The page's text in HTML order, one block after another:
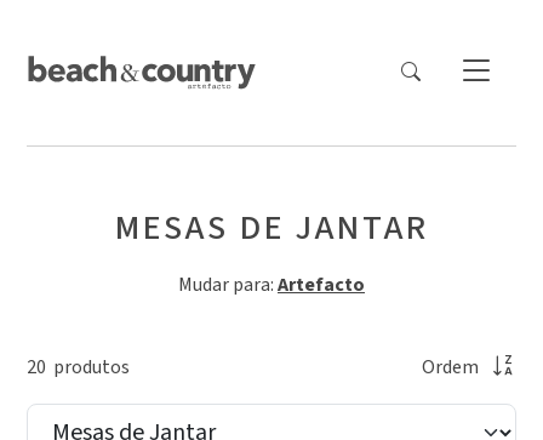
MESAS DE JANTAR
Mudar para:Artefacto
20 produtos Ordem